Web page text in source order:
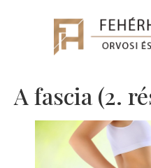
A fascia (2.